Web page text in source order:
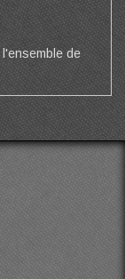
de